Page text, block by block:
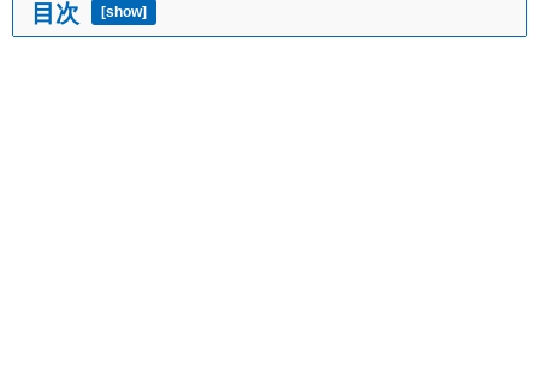
目次 [show]